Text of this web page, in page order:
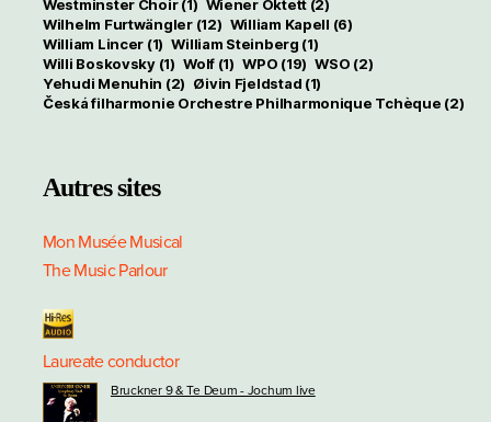
Westminster Choir(1) Wiener Oktett (2)
Wilhelm Furtwängler(12) William Kapell (6)
William Lincer (1) William Steinberg (1)
Willi Boskovsky(1) Wolf(1) WPO (19) WSO (2)
Yehudi Menuhin (2) Øivin Fjeldstad (1)
Česká filharmonie Orchestre Philharmonique Tchèque (2)
Autres sites
Mon Musée Musical
The Music Parlour
Laureate conductor
Bruckner 9 & Te Deum - Jochum live